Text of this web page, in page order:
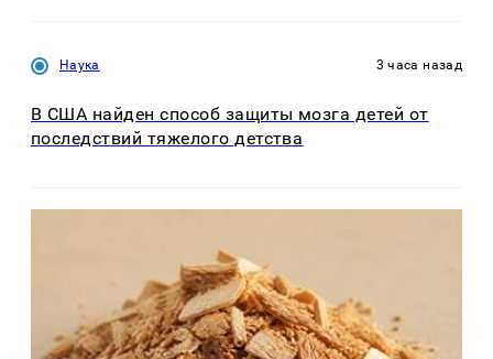
Наука 3 часа назад
В США найден способ защиты мозга детей от
последствий тяжелого детства